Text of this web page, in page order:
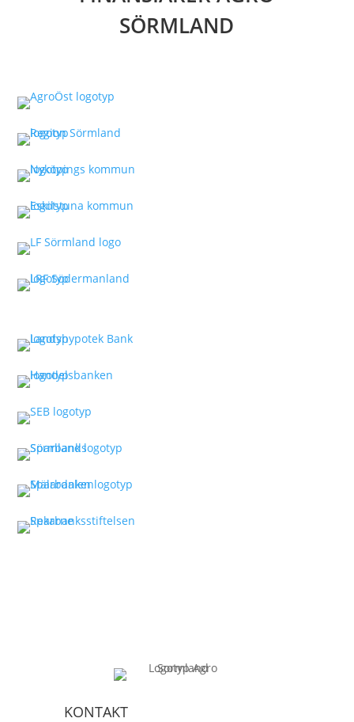
SÖRMLAND
KONTAKT